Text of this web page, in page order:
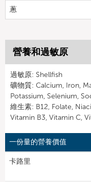
蔥
營養和過敏原
過敏原: Shellfish
礦物質: Calcium, Iron,
Potassium, Selenium,
維生素: B12, Folate,
Vitamin B3, Vitamin C,
一份量的營養價值
卡路里